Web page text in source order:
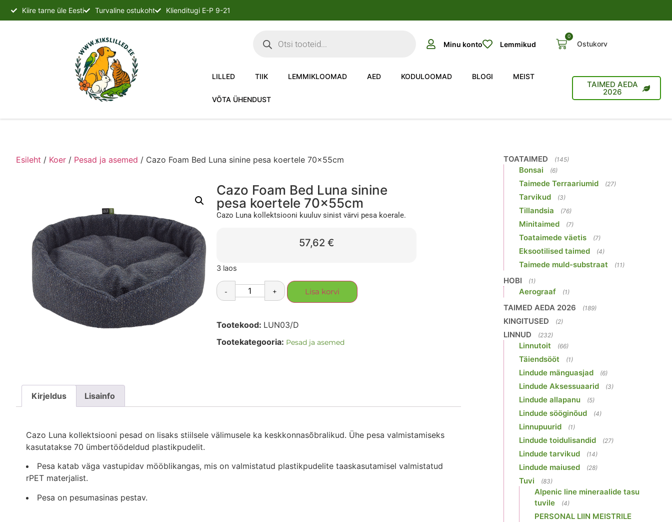
Kiire tarne üle Eesti Turvaline ostukoht Klienditugi E-P 9-21
Minu konto Lemmikud
0
Ostukorv
LILLED TIIK LEMMIKLOOMAD AED KODULOOMAD BLOGI MEIST
VÕTA ÜHENDUST
TAIMED AEDA
2026
Esileht / Koer / Pesad ja asemed / Cazo Foam Bed Luna sinine pesa koertele 70x55cm
Cazo Foam Bed Luna sinine
pesa koertele 70x55cm
Cazo Luna kollektsiooni kuuluv sinist värvi pesa koerale.
57,62 €
3 laos
- + Lisa korvi
Tootekood: LUN03/D
Tootekategooria: Pesad ja asemed
Kirjeldus Lisainfo
Cazo Luna kollektsiooni pesad on lisaks stiilsele välimusele ka keskkonnasõbralikud. Ühe pesa valmistamiseks
kasutatakse 70 ümbertöödeldud plastikpudelit.
Pesa katab väga vastupidav mööblikangas, mis on valmistatud plastikpudelite taaskasutamisel valmistatud
rPET materjalist.
Pesa on pesumasinas pestav.
TOATAIMED (145)
Bonsai (6)
Taimede Terraariumid (27)
Tarvikud (3)
Tillandsia (76)
Minitaimed (7)
Toataimede väetis (7)
Eksootilised taimed (4)
Taimede muld-substraat (11)
HOBI (1)
Aerograaf (1)
TAIMED AEDA 2026 (189)
KINGITUSED (2)
LINNUD (232)
Linnutoit (66)
Täiendsööt (1)
Lindude mänguasjad (6)
Lindude Aksessuaarid (3)
Lindude allapanu (5)
Lindude sööginõud (4)
Linnupuurid (1)
Lindude toidulisandid (27)
Lindude tarvikud (14)
Lindude maiused (28)
Tuvi (83)
Alpenic line mineraalide tasu
tuvile
(4)
PERSONAL LIIN MEISTRILE